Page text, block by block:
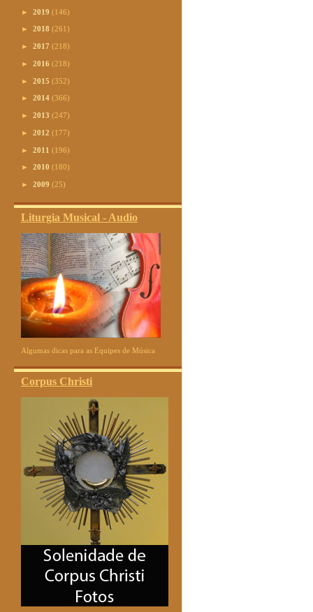
► 2019 (146)
► 2018 (261)
► 2017 (218)
► 2016 (218)
► 2015 (352)
► 2014 (366)
► 2013 (247)
► 2012 (177)
► 2011 (196)
► 2010 (180)
► 2009 (25)
Liturgia Musical - Audio
Algumas dicas para as Equipes de Música
Corpus Christi